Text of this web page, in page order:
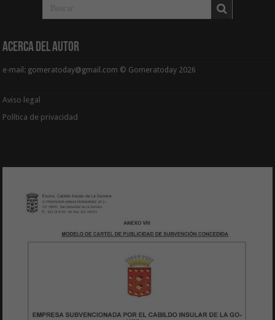
Acerca del Autor
e-mail: gomeratoday@gmail.com © Gomeratoday 2026
Aviso legal
Política de privacidad